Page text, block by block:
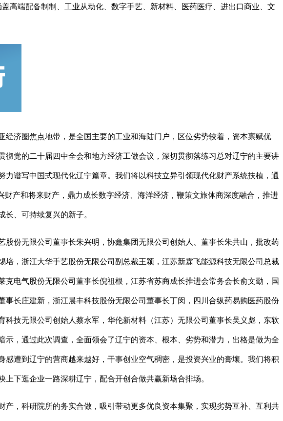
端配备制制、工业从动化、数字手艺、新材料、医药医疗、进出口商业、文
济圈焦点地带，是全国主要的工业和海陆门户，区位劣势较着，资本禀赋优
党的二十届四中全会和地方经济工做会议，深切贯彻落练习总对辽宁的主要讲
谱写中国式现代化辽宁篇章。我们将以科技立异引领现代化财产系统扶植，通
产和将来财产，鼎力成长数字经济、海洋经济，鞭策文旅体商深度融合，推进
、可持续复兴的新子。
份无限公司董事长朱兴明，协鑫集团无限公司创始人、董事长朱共山，批改药
，浙江大华手艺股份无限公司副总裁王颖，江苏新霖飞能源科技无限公司总裁
电气股份无限公司董事长倪祖根，江苏省苏商成长推进会常务会长俞文勤，国
长庄建新，浙江晨丰科技股份无限公司董事长丁闵，四川合纵药易购医药股份
技无限公司创始人蔡永军，华伦新材料（江苏）无限公司董事长吴义彪，东软
，通过此次调查，全面领会了辽宁的资本、根本、劣势和潜力，出格是做为全
遭到辽宁的营商越来越好，干事创业空气稠密，是投资兴业的膏壤。我们将积
下逛企业一路深耕辽宁，配合开创合做共赢新场合排场。
，科研院所的务实合做，吸引带动更多优良资本集聚，实现劣势互补、互利共